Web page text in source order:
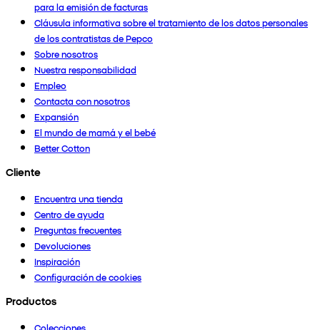
para la emisión de facturas
Cláusula informativa sobre el tratamiento de los datos personales
de los contratistas de Pepco
Sobre nosotros
Nuestra responsabilidad
Empleo
Contacta con nosotros
Expansión
El mundo de mamá y el bebé
Better Cotton
Cliente
Encuentra una tienda
Centro de ayuda
Preguntas frecuentes
Devoluciones
Inspiración
Configuración de cookies
Productos